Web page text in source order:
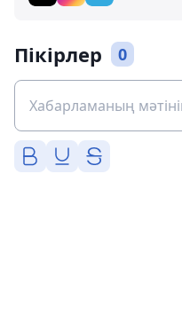
Пікірлер 0